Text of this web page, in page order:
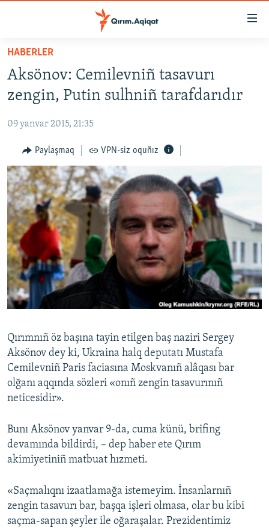
Esas
qaytmaq
Baş
navigatsiyağa
qaytmaq
qaytmaq
HABERLER
İQTİSADİYAT
CEMİYET
MEDENİYET
İNSAN AQLARI
VİDEO
SÜRET
BLOGLAR
FİKİR
Русский
Українською
QOŞULIÑIZ!
RFE/RS bütün saytları
HABERLER
Aksönov: Cemilevniñ tasavurı
zengin, Putin sulhniñ tarafdarıdır
09 yanvar 2015, 21:35
Paylaşmaq VPN-siz oquñız
Qırımnıñ öz başına tayin etilgen baş naziri Sergey
Aksönov dey ki, Ukraina halq deputatı Mustafa
Cemilevniñ Paris faciasına Moskvanıñ alâqası bar
olğanı aqqında sözleri «onıñ zengin tasavurınıñ
neticesidir».
Bunı Aksönov yanvar 9-da, cuma künü, brifing
devamında bildirdi, – dep haber ete Qırım
akimiyetiniñ matbuat hızmeti.
«Saçmalıqnı izaatlamağa istemeyim. İnsanlarnıñ
zengin tasavurı bar, başqa işleri olmasa, olar bu kibi
saçma-sapan şeyler ile oğaraşalar. Prezidentimiz